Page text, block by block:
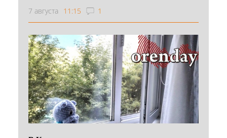
7 августа 11:15 1